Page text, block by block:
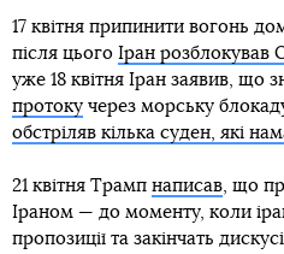
17 квітня припинити вогонь
після цього Іран розблокував
уже 18 квітня Іран заявив, що
протоку через морську
обстріляв кілька суден, які
21 квітня Трамп написав, що
Іраном — до моменту, коли
пропозиції та закінчать